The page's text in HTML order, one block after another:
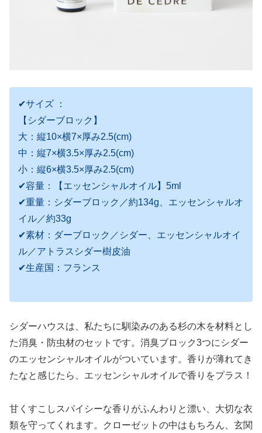
✔サイズ ：
【シダーブロック】
大：縦10×横7×厚み2.5(cm)
中：縦7×横3.5×厚み2.5(cm)
小：縦6×横3.5×厚み2.5(cm)
✔容量：【エッセンシャルオイル】5ml
✔重量：シダーブロック／約134g、エッセンシャルオ
イル／約33g
✔素材：ダーブロック／シダー、エッセンシャルオイ
ル／アトラスシダー樹皮油
✔生産国：フランス
シダーハウスは、私たちに馴染みのある杉の木を材料とし
た消臭・防虫材のセットです。消臭ブロック3つにシダー
のエッセンシャルオイルがついています。香りが薄れてき
たなと感じたら、エッセンシャルオイルで香りをプラス！
甘くすこしスパイシーな香りがふんわりと漂い、大切な衣
類を守ってくれます。クローゼットの中はもちろん、玄関